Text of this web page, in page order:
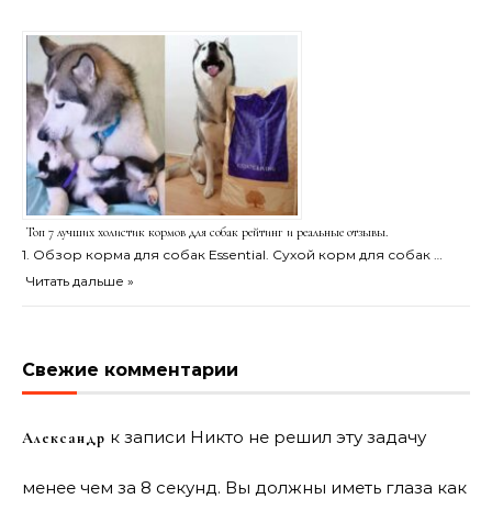
Топ 7 лучших холистик кормов для собак рейтинг и реальные отзывы.
1. Обзор корма для собак Essential. Сухой корм для собак …
Читать дальше »
Свежие комментарии
Александр к записи Никто не решил эту задачу
менее чем за 8 секунд. Вы должны иметь глаза как